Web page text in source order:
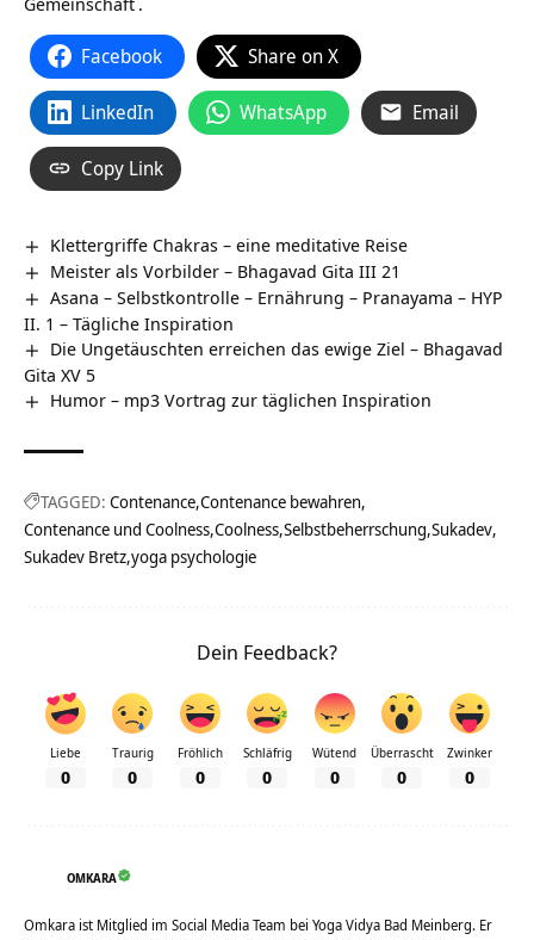
Facebook Share on X
LinkedIn WhatsApp Email
Copy Link
Klettergriffe Chakras – eine meditative Reise
Meister als Vorbilder – Bhagavad Gita III 21
Asana – Selbstkontrolle – Ernährung – Pranayama – HYP
II. 1 – Tägliche Inspiration
Die Ungetäuschten erreichen das ewige Ziel – Bhagavad
Gita XV 5
Humor – mp3 Vortrag zur täglichen Inspiration
TAGGED: Contenance Contenance bewahren
Contenance und Coolness Coolness Selbstbeherrschung Sukadev
Sukadev Bretz yoga psychologie
Dein Feedback?
Liebe
0
Traurig
0
Fröhlich
0
Schläfrig
0
Wütend
0
Überrascht
0
Zwinker
0
OMKARA
Omkara ist Mitglied im Social Media Team bei Yoga Vidya Bad Meinberg. Er